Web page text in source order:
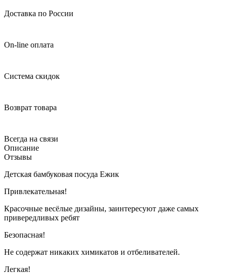
Доставка по России
On-line оплата
Система скидок
Возврат товара
Всегда на связи
Описание
Отзывы
Детская бамбуковая посуда Ежик
Привлекательная!
Красочные весёлые дизайны, заинтересуют даже самых
привередливых ребят
Безопасная!
Не содержат никаких химикатов и отбеливателей.
Легкая!